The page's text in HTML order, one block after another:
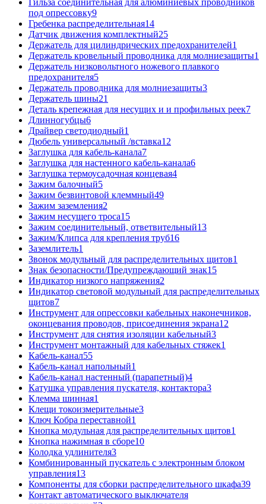
под опрессовку9
Гребенка распределительная14
Датчик движения комплектный25
Держатель для цилиндрических предохранителей1
Держатель кровельный проводника для молниезащиты1
Держатель низковольтного ножевого плавкого
предохранителя5
Держатель проводника для молниезащиты3
Держатель шины21
Деталь крепежная для несущих и и профильных реек7
Длинногубцы6
Драйвер светодиодный1
Дюбель универсальный /вставка12
Заглушка для кабель-канала7
Заглушка для настенного кабель-канала6
Заглушка термоусадочная концевая4
Зажим балочный5
Зажим безвинтовой клеммный49
Зажим заземления2
Зажим несущего троса15
Зажим соединительный, ответвительный13
Зажим/Клипса для крепления труб16
Заземлитель1
Звонок модульный для распределительных щитов1
Знак безопасности/Предупреждающий знак15
Индикатор низкого напряжения2
Индикатор световой модульный для распределительных
щитов7
Инструмент для опрессовки кабельных наконечников,
оконцевания проводов, присоединения экрана12
Инструмент для снятия изоляции кабельный3
Инструмент монтажный для кабельных стяжек1
Кабель-канал55
Кабель-канал напольный1
Кабель-канал настенный (парапетный)4
Катушка управления пускателя, контактора3
Клемма шинная1
Клещи токоизмерительные3
Ключ Кобра переставной1
Кнопка модульная для распределительных щитов1
Кнопка нажимная в сборе10
Колодка удлинителя3
Комбинированный пускатель с электронным блоком
управления13
Компоненты для сборки распределительного шкафа39
Контакт автоматического выключателя